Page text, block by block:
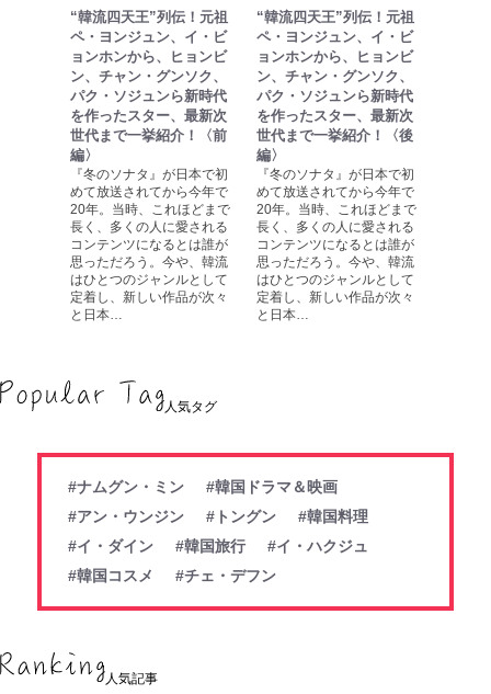
“韓流四天王”列伝！元祖
ペ・ヨンジュン、イ・ビ
ョンホンから、ヒョンビ
ン、チャン・グンソク、
パク・ソジュンら新時代
を作ったスター、最新次
世代まで一挙紹介！〈前
編〉
『冬のソナタ』が日本で初
めて放送されてから今年で
20年。当時、これほどまで
長く、多くの人に愛される
コンテンツになるとは誰が
思っただろう。今や、韓流
はひとつのジャンルとして
定着し、新しい作品が次々
と日本…
“韓流四天王”列伝！元祖
ペ・ヨンジュン、イ・ビ
ョンホンから、ヒョンビ
ン、チャン・グンソク、
パク・ソジュンら新時代
を作ったスター、最新次
世代まで一挙紹介！〈後
編〉
『冬のソナタ』が日本で初
めて放送されてから今年で
20年。当時、これほどまで
長く、多くの人に愛される
コンテンツになるとは誰が
思っただろう。今や、韓流
はひとつのジャンルとして
定着し、新しい作品が次々
と日本…
人気タグ
#ナムグン・ミン
#韓国ドラマ＆映画
#アン・ウンジン
#トングン
#韓国料理
#イ・ダイン
#韓国旅行
#イ・ハクジュ
#韓国コスメ
#チェ・デフン
人気記事